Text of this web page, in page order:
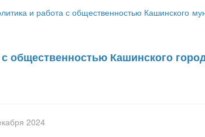
и работа с общественностью Кашинского
Кашинского
2024